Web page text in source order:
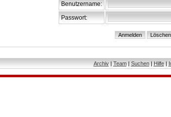
Benutzername:
Passwort:
Archiv| Team| Suchen| Hilfe|